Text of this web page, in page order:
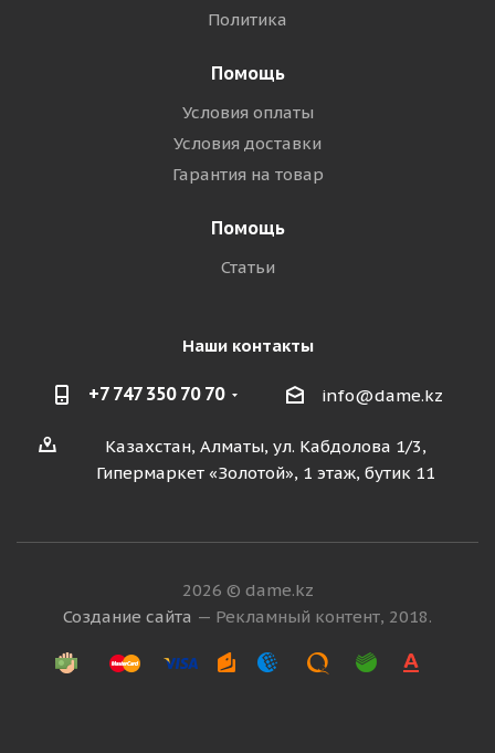
Политика
Помощь
Условия оплаты
Условия доставки
Гарантия на товар
Помощь
Статьи
Наши контакты
+7 747 350 70 70 info@dame.kz
Казахстан, Алматы, ул. Кабдолова 1/3,
Гипермаркет «Золотой», 1 этаж, бутик 11
2026 © dame.kz
Создание сайта — Рекламный контент, 2018.